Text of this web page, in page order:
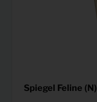
Spiegel Feline (N)